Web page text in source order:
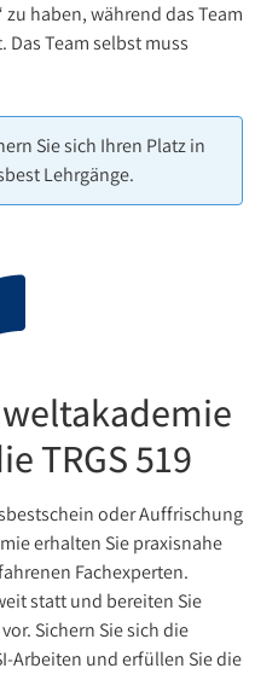
haben, während das Team
Team selbst muss
Sie sich Ihren Platz in
Lehrgänge.
TRGS 519
oder Auffrischung
erhalten Sie praxisnahe
Fachexperten.
statt und bereiten Sie
Sichern Sie sich die
Arbeiten und erfüllen Sie die